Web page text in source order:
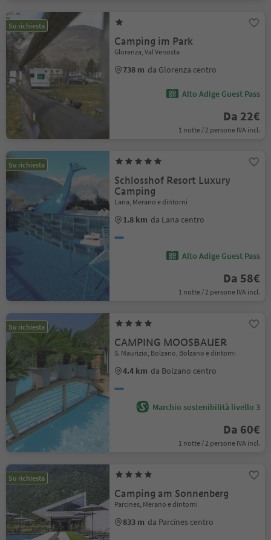
Su richiesta
Camping im Park
Glorenza, Val Venosta
738 m da Glorenza centro
Alto Adige Guest Pass
Da 22€
1 notte / 2 persone IVA incl.
Su richiesta
Schlosshof Resort Luxury
Camping
Lana, Merano e dintorni
1.8 km da Lana centro
Alto Adige Guest Pass
Da 58€
1 notte / 2 persone IVA incl.
Su richiesta
CAMPING MOOSBAUER
S. Maurizio, Bolzano, Bolzano e dintorni
4.4 km da Bolzano centro
Marchio sostenibilità livello 3
Da 60€
1 notte / 2 persone IVA incl.
Su richiesta
Camping am Sonnenberg
Parcines, Merano e dintorni
833 m da Parcines centro